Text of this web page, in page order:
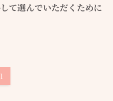
て選んでいただくために
1